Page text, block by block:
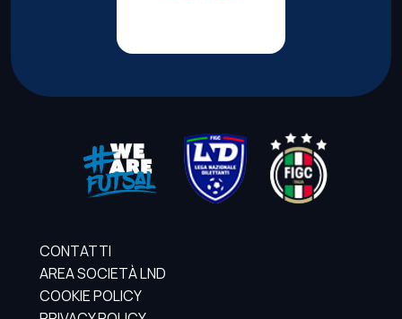
CONTATTI
AREA SOCIETÀ LND
COOKIE POLICY